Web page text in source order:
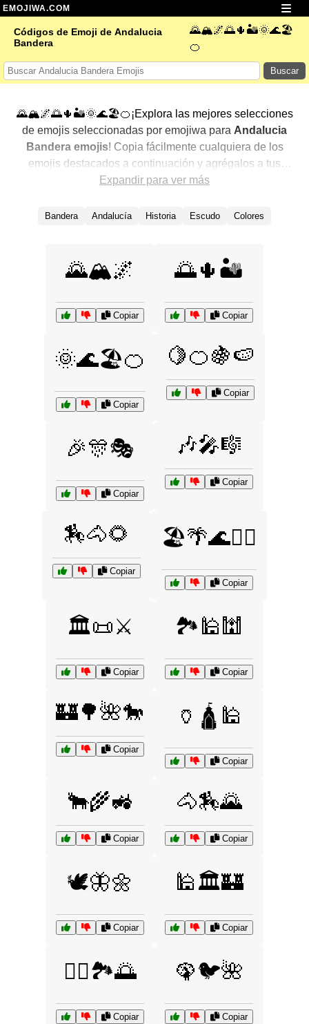
EMOJIWA.COM
Códigos de Emoji de Andalucia
Bandera
🌄🏔️🌌🌅🌵🏜️🌞🌊🏖️
🍊
Buscar
🌄🏔️🌌🌅🌵🏜️🌞🌊🏖️🍊¡Explora las mejores selecciones
de emojis seleccionadas por emojiwa para Andalucia
Bandera emojis! Copia fácilmente cualquiera de los
emojis destacados a continuación y agrégalos a tus
conversaciones para un toque personalizado. Hemos
mostrando primero los más populares. ¿Buscas más?
Expandir para ver más
Bandera Andalucía Historia Escudo Colores
🌄🏔️🌌
Copiar
🌅🌵🏜️
Copiar
🌞🌊🏖️🍊
Copiar
🍋🍊🍇🍉
Copiar
🎉🎊🎭
Copiar
🎶🎤🎼
Copiar
🏇🐴🌻
Copiar
🏖️🌴🌊🏄‍♂️
Copiar
🏛️📜⚔️
Copiar
🏞️🕌🕍
Copiar
🏰🌳🌺🐎
Copiar
🏺🛕🕌
Copiar
🐂🌾🚜
Copiar
🐴🏇🌄
Copiar
🕊️🦋🌼
Copiar
🕌🏛️🏰
Copiar
🚴‍♂️🏞️🌅
Copiar
🦚🐦🌺
Copiar